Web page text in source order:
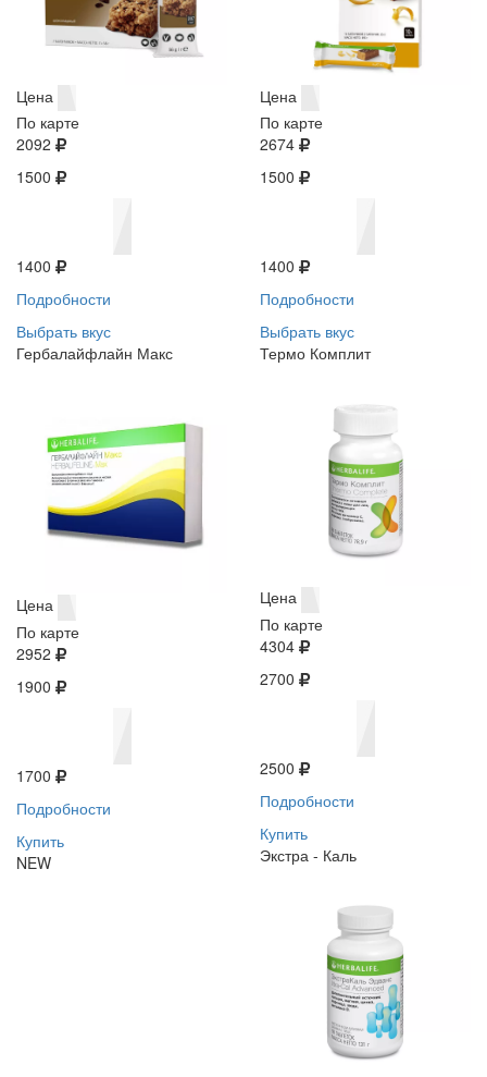
Цена
По карте
2092
1500
1400
Подробности
Выбрать вкус
Цена
По карте
2674
1500
1400
Подробности
Выбрать вкус
Гербалайфлайн Макс
Цена
По карте
2952
1900
1700
Подробности
Купить
NEW
Термо Комплит
Цена
По карте
4304
2700
2500
Подробности
Купить
Экстра - Каль